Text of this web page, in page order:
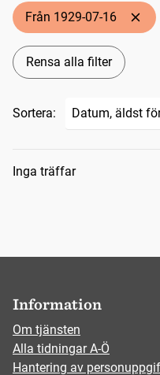
Från 1929-07-16
Rensa alla filter
Sortera:
Sökresultat
Inga träffar
Information
Om tjänsten
Alla tidningar A-Ö
Hantering av